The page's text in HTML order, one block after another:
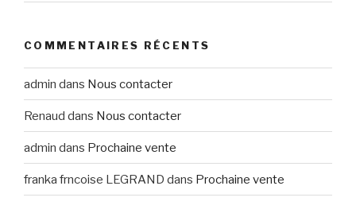
COMMENTAIRES RÉCENTS
admin dans Nous contacter
Renaud dans Nous contacter
admin dans Prochaine vente
franka frncoise LEGRAND dans Prochaine vente